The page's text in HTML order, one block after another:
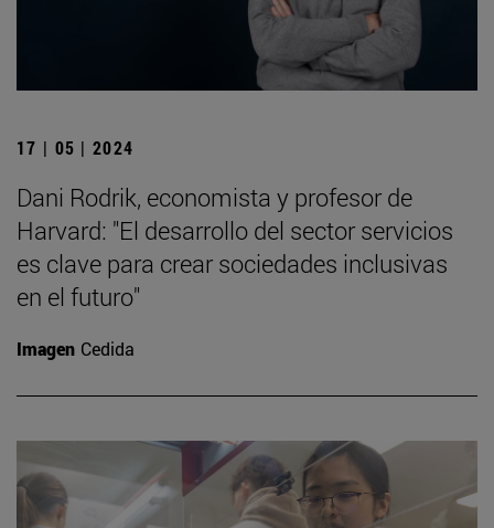
17 | 05 | 2024
Dani Rodrik, economista y profesor de
Harvard: "El desarrollo del sector servicios
es clave para crear sociedades inclusivas
en el futuro"
Imagen Cedida